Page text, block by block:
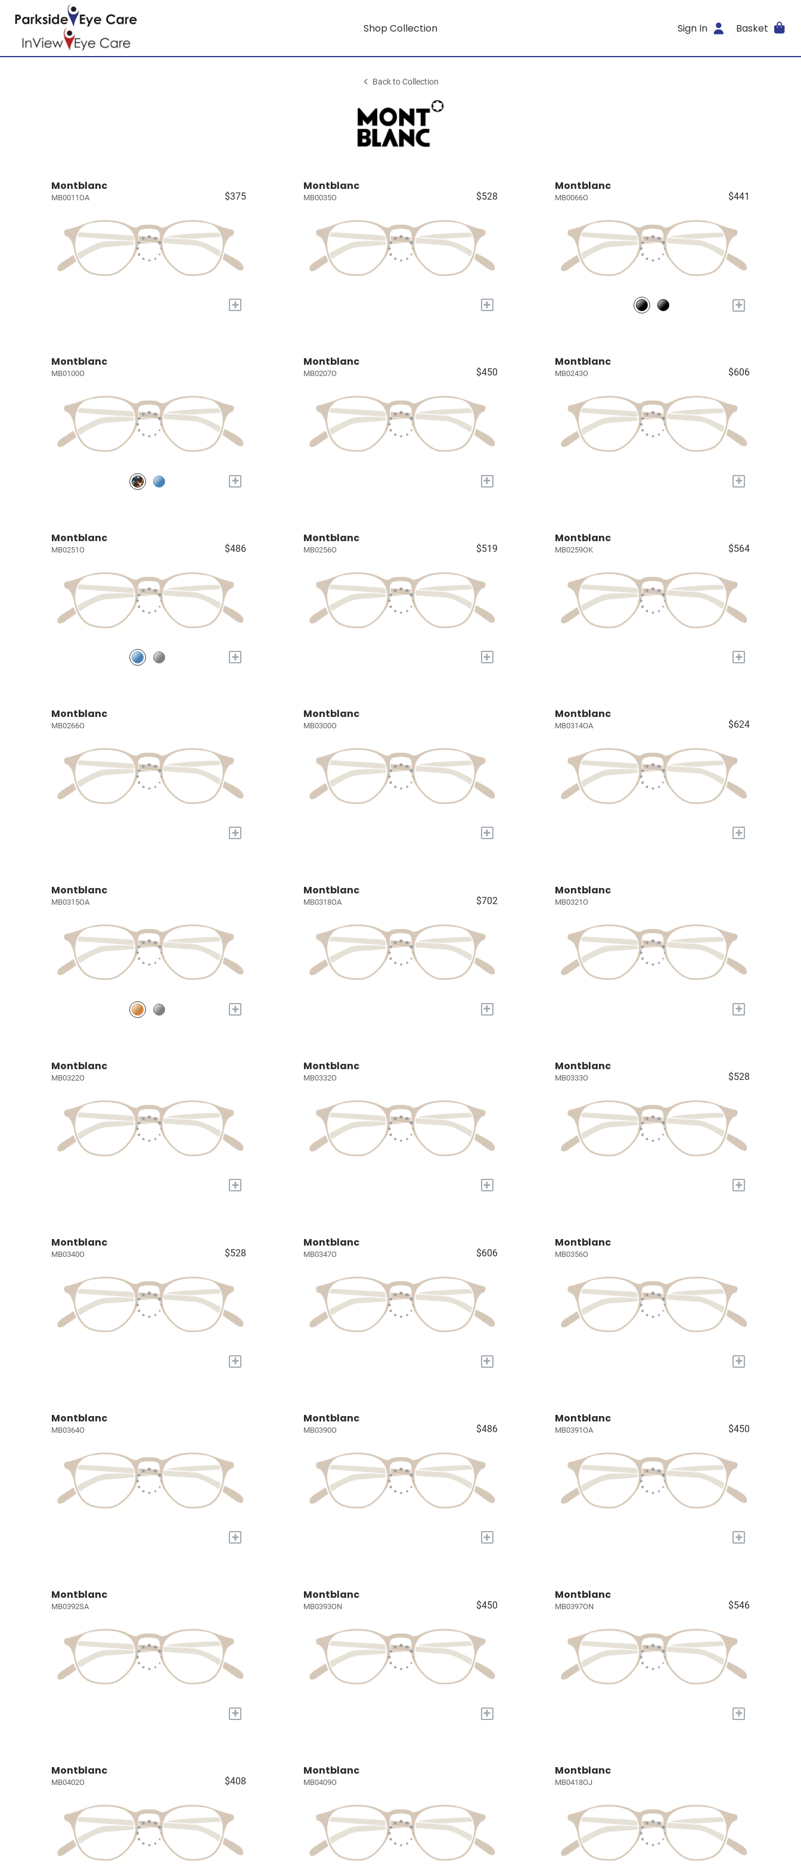
Shop Collection Sign In Basket
Back to Collection
Montblanc
MB0011OA $375
+
Montblanc
MB0035O $528
+
Montblanc
MB0066O $441
+
Montblanc
MB0100O
+
Montblanc
MB0207O $450
+
Montblanc
MB0243O $606
+
Montblanc
MB0251O $486
+
Montblanc
MB0256O $519
+
Montblanc
MB0259OK $564
+
Montblanc
MB0266O
+
Montblanc
MB0300O
+
Montblanc
MB0314OA $624
+
Montblanc
MB0315OA
+
Montblanc
MB0318OA $702
+
Montblanc
MB0321O
+
Montblanc
MB0322O
+
Montblanc
MB0332O
+
Montblanc
MB0333O $528
+
Montblanc
MB0340O $528
+
Montblanc
MB0347O $606
+
Montblanc
MB0356O
+
Montblanc
MB0364O
+
Montblanc
MB0390O $486
+
Montblanc
MB0391OA $450
+
Montblanc
MB0392SA
+
Montblanc
MB0393ON $450
+
Montblanc
MB0397ON $546
+
Montblanc
MB0402O $408
Montblanc
MB0409O
Montblanc
MB0418OJ